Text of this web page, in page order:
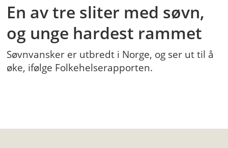
En av tre sliter med søvn,
og unge hardest rammet
Søvnvansker er utbredt i Norge, og ser ut til å
øke, ifølge Folkehelserapporten.